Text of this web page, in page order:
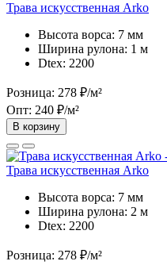
Трава искусственная Arko
Высота ворса: 7 мм
Ширина рулона: 1 м
Dtex: 2200
Розница: 278 ₽/м²
Опт: 240 ₽/м²
В корзину
Трава искусственная Arko
Высота ворса: 7 мм
Ширина рулона: 2 м
Dtex: 2200
Розница: 278 ₽/м²